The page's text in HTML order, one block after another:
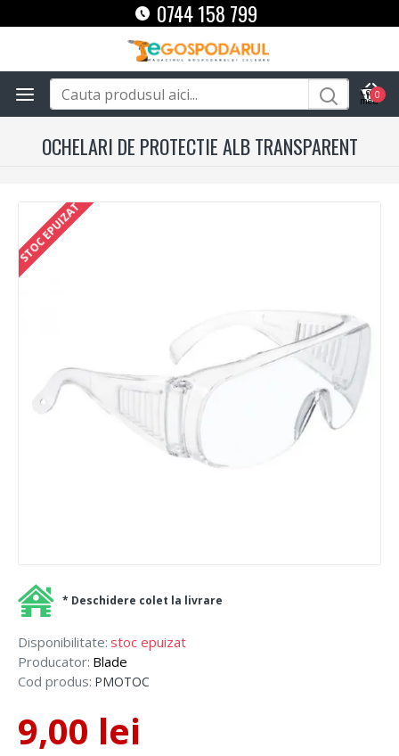
0744 158 799
0
OCHELARI DE PROTECTIE ALB TRANSPARENT
STOC EPUIZAT
Disponibilitate: stoc epuizat
Producator: Blade
Cod produs: PMOTOC
9,00 lei
* Deschidere colet la livrare